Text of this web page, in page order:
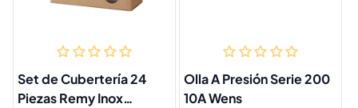
Set de Cubertería 24
Piezas Remy Inox
Olla A Presión Serie 200
10A Wens